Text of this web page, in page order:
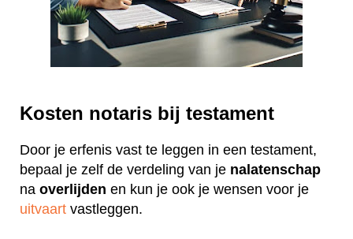
Kosten notaris bij testament
Door je erfenis vast te leggen in een testament,
bepaal je zelf de verdeling van je nalatenschap
na overlijden en kun je ook je wensen voor je
uitvaart vastleggen.